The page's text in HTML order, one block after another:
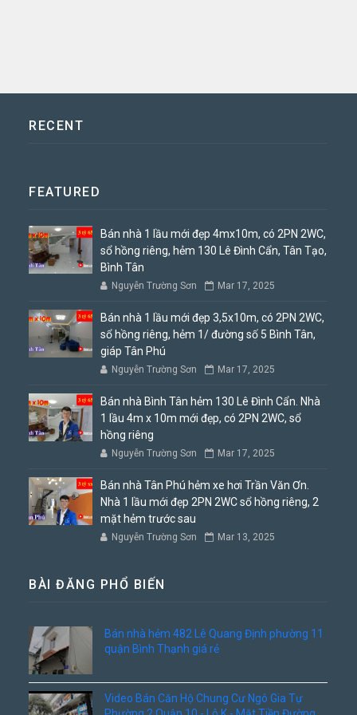
RECENT
FEATURED
Bán nhà 1 lầu mới đẹp 4mx10m, có 2PN 2WC,
sổ hồng riêng, hẻm 130 Lê Đình Cẩn, Tân Tạo,
Bình Tân
Nguyễn Trường Sơn Mar 17, 2025
Bán nhà 1 lầu mới đẹp 3,5x10m, có 2PN 2WC,
sổ hồng riêng, hẻm 1/ đường số 5 Bình Tân,
giáp Tân Phú
Nguyễn Trường Sơn Mar 17, 2025
Bán nhà Bình Tân hẻm 130 Lê Đình Cẩn. Nhà
1 lầu 4m x 10m mới đẹp, có 2PN 2WC, sổ
hồng riêng
Nguyễn Trường Sơn Mar 17, 2025
Bán nhà Tân Phú hẻm xe hơi Trần Văn Ơn.
Nhà 1 lầu mới đẹp 2PN 2WC sổ hồng riêng, 2
mặt hẻm trước sau
Nguyễn Trường Sơn Mar 13, 2025
BÀI ĐĂNG PHỔ BIẾN
Bán nhà hẻm 482 Lê Quang Định phường 11
quận Bình Thạnh giá rẻ
Video Bán Căn Hộ Chung Cư Ngô Gia Tự